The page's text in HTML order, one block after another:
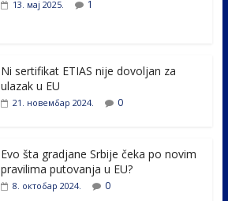
13. мај 2025. 1
Ni sertifikat ETIAS nije dovoljan za
ulazak u EU
21. новембар 2024. 0
Evo šta gradjane Srbije čeka po novim
pravilima putovanja u EU?
8. октобар 2024. 0